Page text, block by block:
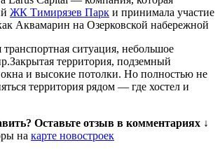
ЖК Тимирязев Парк и принимала участие
Аквамарин на Озерковской набережной
ситуация, небольшое
территория, подземный
и высокие потолки. Но полностью не
территория рядом — где хостел и
Оставьте отзыв в комментариях ↓
на карте новостроек